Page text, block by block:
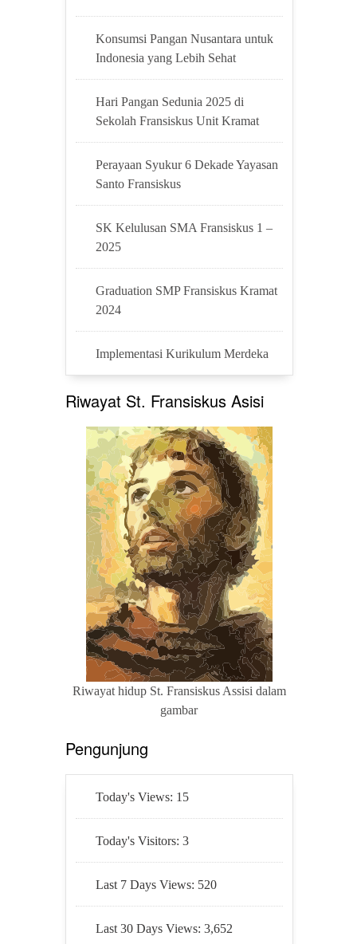
Konsumsi Pangan Nusantara untuk
Indonesia yang Lebih Sehat
Hari Pangan Sedunia 2025 di
Sekolah Fransiskus Unit Kramat
Perayaan Syukur 6 Dekade Yayasan
Santo Fransiskus
SK Kelulusan SMA Fransiskus 1 –
2025
Graduation SMP Fransiskus Kramat
2024
Implementasi Kurikulum Merdeka
Riwayat St. Fransiskus Asisi
Riwayat hidup St. Fransiskus Assisi dalam
gambar
Pengunjung
Today's Views: 15
Today's Visitors: 3
Last 7 Days Views: 520
Last 30 Days Views: 3,652